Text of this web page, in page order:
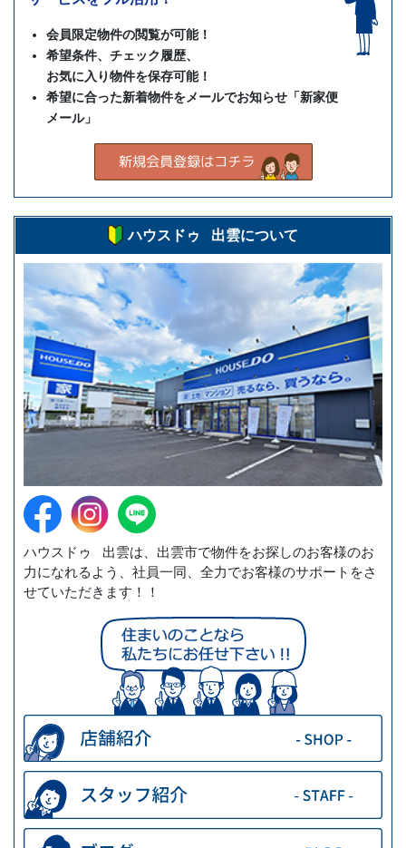
会員限定物件の閲覧が可能！
希望条件、チェック履歴、
お気に入り物件を保存可能！
希望に合った新着物件をメールでお知らせ「新家便
メール」
ハウスドゥ 出雲について
ハウスドゥ 出雲は、出雲市で物件をお探しのお客様のお
力になれるよう、社員一同、全力でお客様のサポートをさ
せていただきます！！